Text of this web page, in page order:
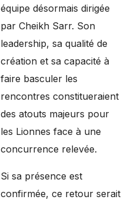
équipe désormais dirigée
par Cheikh Sarr. Son
leadership, sa qualité de
création et sa capacité à
faire basculer les
rencontres constitueraient
des atouts majeurs pour
les Lionnes face à une
concurrence relevée.
Si sa présence est
confirmée, ce retour serait